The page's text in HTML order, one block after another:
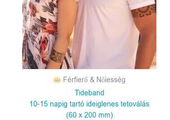
Férfierő & Nőiesség
Tideband
10-15 napig tartó ideiglenes tetoválás
(60 x 200 mm)